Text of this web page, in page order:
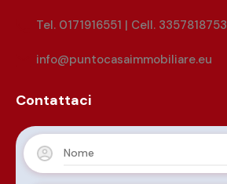
Tel. 0171916551 | Cell. 3357818753
info@puntocasaimmobiliare.eu
Contattaci